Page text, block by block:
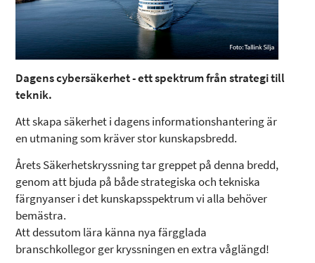
Dagens cybersäkerhet - ett spektrum från strategi till
teknik.
Att skapa säkerhet i dagens informationshantering är
en utmaning som kräver stor kunskapsbredd.
Årets Säkerhetskryssning tar greppet på denna bredd,
genom att bjuda på både strategiska och tekniska
färgnyanser i det kunskapsspektrum vi alla behöver
bemästra.
Att dessutom lära känna nya färgglada
branschkollegor ger kryssningen en extra våglängd!